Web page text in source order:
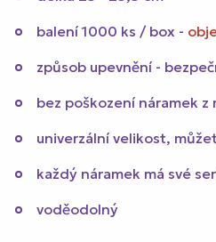
balení 1000 ks / box -
způsob upevnění -
bez poškození náramek z
univerzální velikost,
každý náramek má své
voděodolný